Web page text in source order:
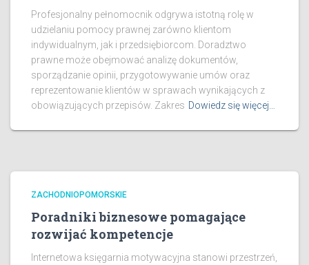
Profesjonalny pełnomocnik odgrywa istotną rolę w
udzielaniu pomocy prawnej zarówno klientom
indywidualnym, jak i przedsiębiorcom. Doradztwo
prawne może obejmować analizę dokumentów,
sporządzanie opinii, przygotowywanie umów oraz
reprezentowanie klientów w sprawach wynikających z
obowiązujących przepisów. Zakres Dowiedz się więcej…
ZACHODNIOPOMORSKIE
Poradniki biznesowe pomagające
rozwijać kompetencje
Internetowa księgarnia motywacyjna stanowi przestrzeń,